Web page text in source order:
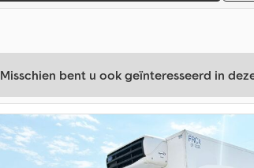
Misschien bent u ook geïnteresseerd in